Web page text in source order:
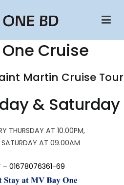
Ship
Cruise Ship | Saint Martin To
Cruise | Potegaon Beach To
Cruise
Martin Cruise Tour
& Saturday
THURSDAY AT 10.00PM,
SATURDAY AT 09.00AM
– 01678076361-69